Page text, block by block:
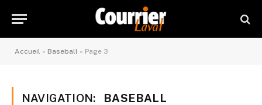
Accueil » Baseball » Page 3
NAVIGATION: BASEBALL